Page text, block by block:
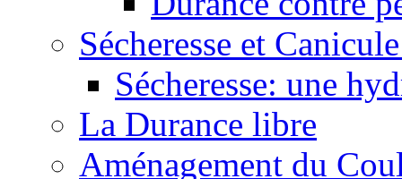
Sécheresse et
Sécheresse: une
La Durance libre
Aménagement du